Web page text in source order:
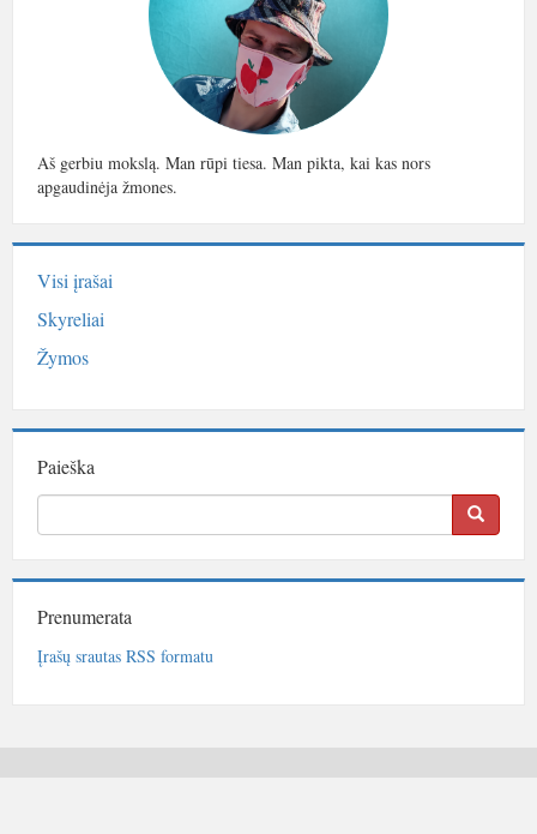
Aš gerbiu mokslą. Man rūpi tiesa. Man pikta, kai kas nors
apgaudinėja žmones.
Visi įrašai
Skyreliai
Žymos
Paieška
Prenumerata
Įrašų srautas RSS formatu